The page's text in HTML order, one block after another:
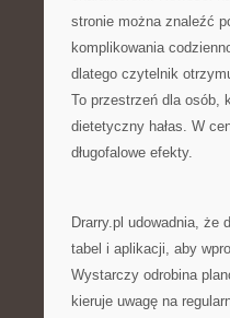
stronie można znaleźć
komplikowania
dlatego czytelnik
To przestrzeń dla osób,
dietetyczny hałas. W
długofalowe efekty.
Drarry.pl udowadnia, że
tabel i aplikacji, aby
Wystarczy odrobina
kieruje uwagę na